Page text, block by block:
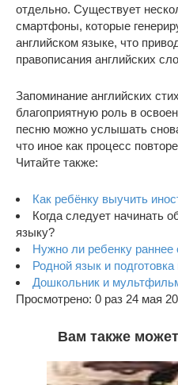
отдельно. Существует
смартфоны, которые
английском языке, что
правописания английских
Запоминание английских
благоприятную роль в
песню можно услышать
что иное как процесс
Читайте также:
Как ребёнку выучить
Когда следует начинать
языку?
Нужно ли ребенку раннее
Родной язык и
Дошкольник и
Просмотрено: 0 раз 24 мая
Вам также